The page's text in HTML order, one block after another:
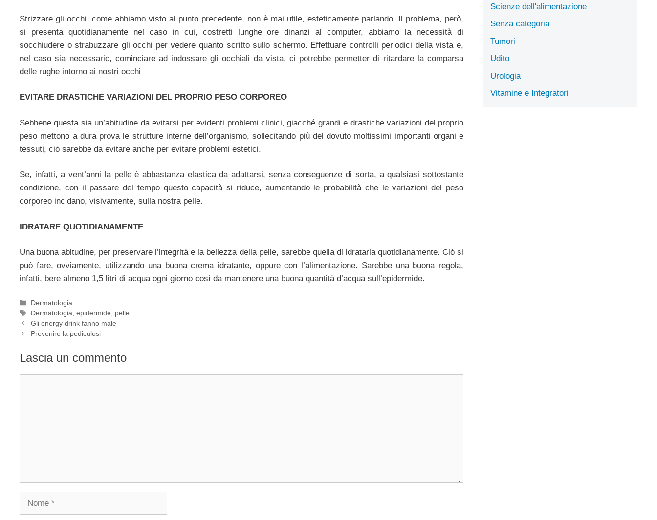
Strizzare gli occhi, come abbiamo visto al punto precedente, non è mai utile, esteticamente parlando. Il problema, però,
si presenta quotidianamente nel caso in cui, costretti lunghe ore dinanzi al computer, abbiamo la necessità di
socchiudere o strabuzzare gli occhi per vedere quanto scritto sullo schermo. Effettuare controlli periodici della vista e,
nel caso sia necessario, cominciare ad indossare gli occhiali da vista, ci potrebbe permetter di ritardare la comparsa
delle rughe intorno ai nostri occhi
EVITARE DRASTICHE VARIAZIONI DEL PROPRIO PESO CORPOREO
Sebbene questa sia un’abitudine da evitarsi per evidenti problemi clinici, giacché grandi e drastiche variazioni del proprio
peso mettono a dura prova le strutture interne dell’organismo, sollecitando più del dovuto moltissimi importanti organi e
tessuti, ciò sarebbe da evitare anche per evitare problemi estetici.
Se, infatti, a vent’anni la pelle è abbastanza elastica da adattarsi, senza conseguenze di sorta, a qualsiasi sottostante
condizione, con il passare del tempo questo capacità si riduce, aumentando le probabilità che le variazioni del peso
corporeo incidano, visivamente, sulla nostra pelle.
IDRATARE QUOTIDIANAMENTE
Una buona abitudine, per preservare l’integrità e la bellezza della pelle, sarebbe quella di idratarla quotidianamente. Ciò si
può fare, ovviamente, utilizzando una buona crema idratante, oppure con l’alimentazione. Sarebbe una buona regola,
infatti, bere almeno 1,5 litri di acqua ogni giorno così da mantenere una buona quantità d’acqua sull’epidermide.
Categorie
Dermatologia
Tag
Dermatologia ,epidermide
pelle
Gli energy drink fanno male
Prevenire la pediculosi
Lascia un commento
Nome
Scienze dell'alimentazione
Senza categoria
Tumori
Udito
Urologia
Vitamine e Integratori